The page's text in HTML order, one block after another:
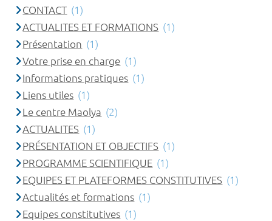
CONTACT (1)
ACTUALITES ET FORMATIONS (1)
Présentation (1)
Votre prise en charge (1)
Informations pratiques (1)
Liens utiles (1)
Le centre Maolya (2)
ACTUALITES (1)
PRÉSENTATION ET OBJECTIFS (1)
PROGRAMME SCIENTIFIQUE (1)
EQUIPES ET PLATEFORMES CONSTITUTIVES (1)
Actualités et formations (1)
Equipes constitutives (1)